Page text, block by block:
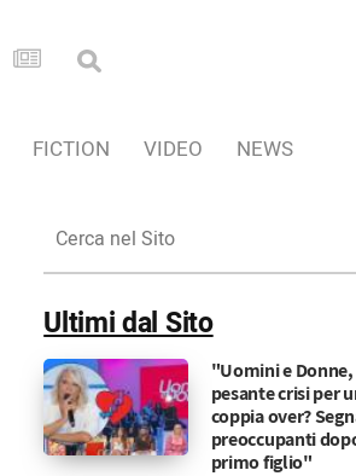
FICTION VIDEO NEWS
nel
Sito
Ultimi dal Sito
"Uomini e Donne,
pesante crisi per
coppia over?
preoccupanti
primo figlio"